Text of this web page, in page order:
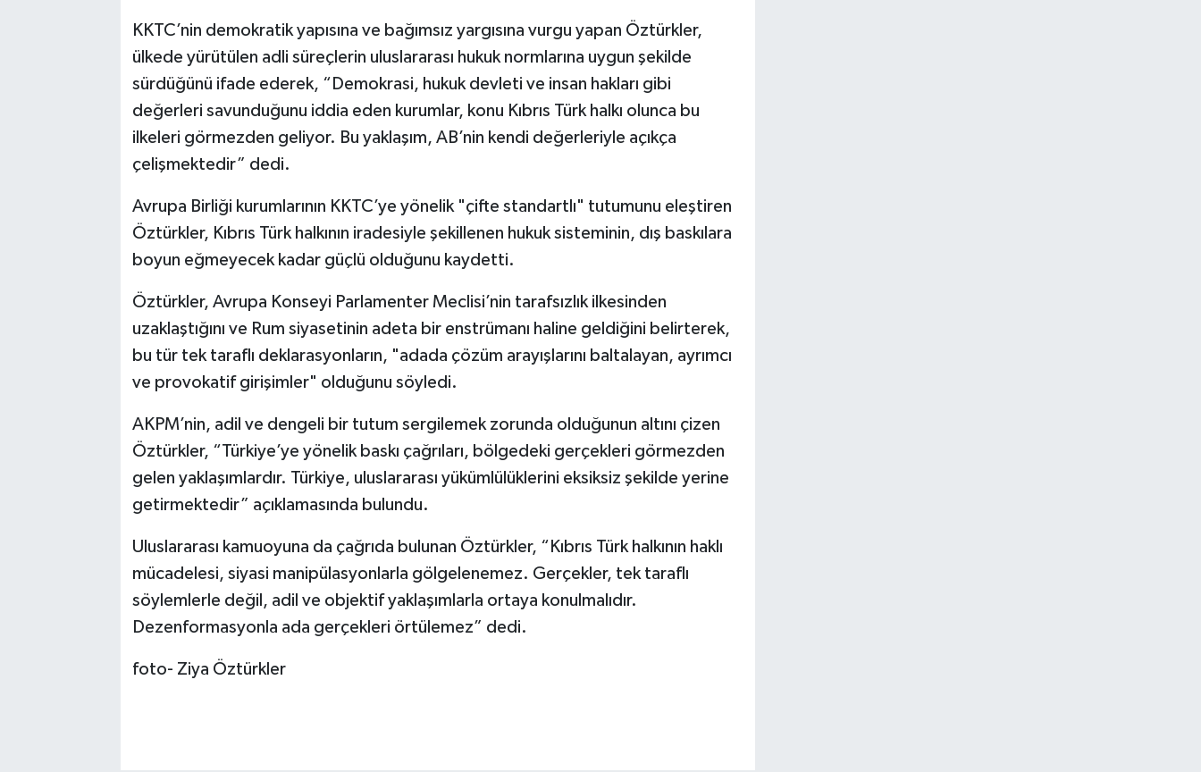
KKTC’nin demokratik yapısına ve bağımsız yargısına vurgu yapan Öztürkler,
ülkede yürütülen adli süreçlerin uluslararası hukuk normlarına uygun şekilde
sürdüğünü ifade ederek, “Demokrasi, hukuk devleti ve insan hakları gibi
değerleri savunduğunu iddia eden kurumlar, konu Kıbrıs Türk halkı olunca bu
ilkeleri görmezden geliyor. Bu yaklaşım, AB’nin kendi değerleriyle açıkça
çelişmektedir” dedi.
Avrupa Birliği kurumlarının KKTC’ye yönelik "çifte standartlı" tutumunu eleştiren
Öztürkler, Kıbrıs Türk halkının iradesiyle şekillenen hukuk sisteminin, dış baskılara
boyun eğmeyecek kadar güçlü olduğunu kaydetti.
Öztürkler, Avrupa Konseyi Parlamenter Meclisi’nin tarafsızlık ilkesinden
uzaklaştığını ve Rum siyasetinin adeta bir enstrümanı haline geldiğini belirterek,
bu tür tek taraflı deklarasyonların, "adada çözüm arayışlarını baltalayan, ayrımcı
ve provokatif girişimler" olduğunu söyledi.
AKPM’nin, adil ve dengeli bir tutum sergilemek zorunda olduğunun altını çizen
Öztürkler, “Türkiye’ye yönelik baskı çağrıları, bölgedeki gerçekleri görmezden
gelen yaklaşımlardır. Türkiye, uluslararası yükümlülüklerini eksiksiz şekilde yerine
getirmektedir” açıklamasında bulundu.
Uluslararası kamuoyuna da çağrıda bulunan Öztürkler, “Kıbrıs Türk halkının haklı
mücadelesi, siyasi manipülasyonlarla gölgelenemez. Gerçekler, tek taraflı
söylemlerle değil, adil ve objektif yaklaşımlarla ortaya konulmalıdır.
Dezenformasyonla ada gerçekleri örtülemez” dedi.
foto- Ziya Öztürkler